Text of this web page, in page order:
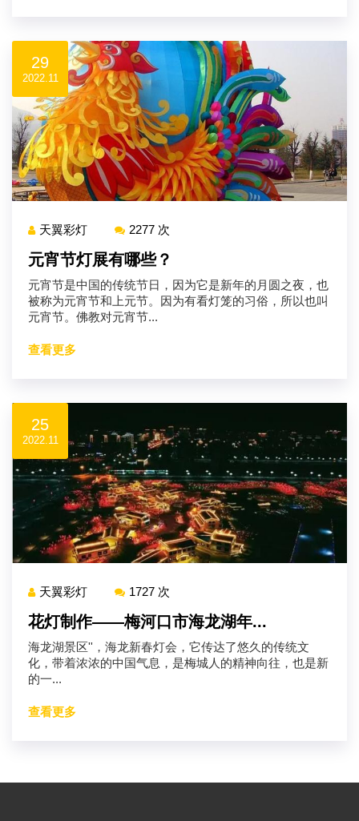
29
2022.11
天翼彩灯 2277 次
元宵节灯展有哪些？
元宵节是中国的传统节日，因为它是新年的月圆之夜，也
被称为元宵节和上元节。因为有看灯笼的习俗，所以也叫
元宵节。佛教对元宵节...
查看更多
25
2022.11
天翼彩灯 1727 次
花灯制作——梅河口市海龙湖年...
海龙湖景区''，海龙新春灯会，它传达了悠久的传统文
化，带着浓浓的中国气息，是梅城人的精神向往，也是新
的一...
查看更多